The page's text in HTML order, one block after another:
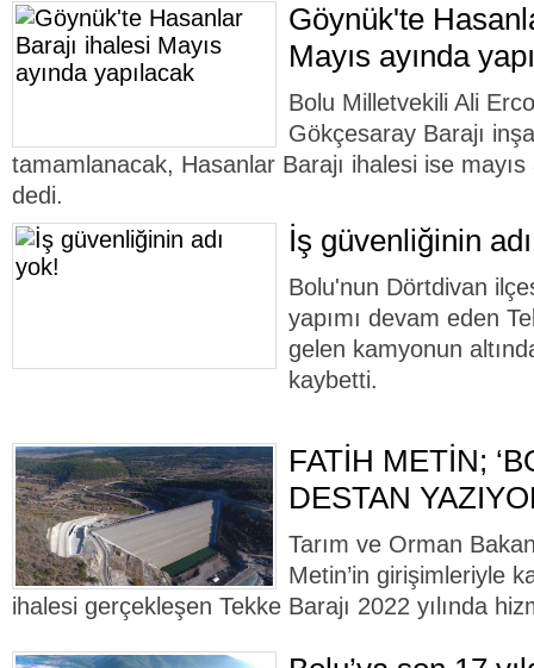
Göynük'te
Mayıs ayında
Bolu Milletvekili Ali
Gökçesaray Barajı
tamamlanacak, Hasanlar Barajı ihalesi ise
dedi.
İş güvenliğinin
Bolu'nun Dörtdivan
yapımı devam eden
gelen kamyonun
kaybetti.
FATİH METİN;
DESTAN
Tarım ve Orman
Metin’in girişimleriyle
ihalesi gerçekleşen Tekke Barajı 2022 yılında